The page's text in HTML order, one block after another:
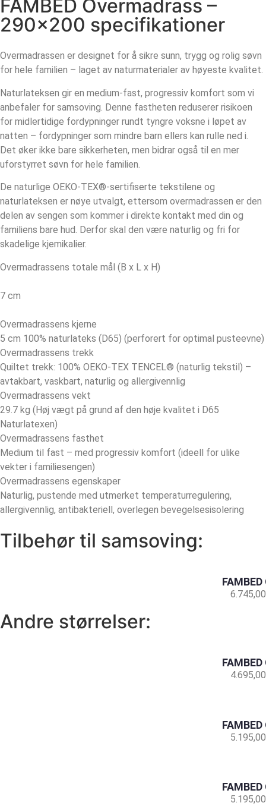
FAMBED Overmadrass –
290×200 specifikationer
Overmadrassen er designet for å sikre sunn, trygg og rolig søvn
for hele familien – laget av naturmaterialer av høyeste kvalitet.
Naturlateksen gir en medium-fast, progressiv komfort som vi
anbefaler for samsoving. Denne fastheten reduserer risikoen
for midlertidige fordypninger rundt tyngre voksne i løpet av
natten – fordypninger som mindre barn ellers kan rulle ned i.
Det øker ikke bare sikkerheten, men bidrar også til en mer
uforstyrret søvn for hele familien.
De naturlige OEKO-TEX®-sertifiserte tekstilene og
naturlateksen er nøye utvalgt, ettersom overmadrassen er den
delen av sengen som kommer i direkte kontakt med din og
familiens bare hud. Derfor skal den være naturlig og fri for
skadelige kjemikalier.
Overmadrassens totale mål (B x L x H)
7 cm
Overmadrassens kjerne
5 cm 100% naturlateks (D65) (perforert for optimal pusteevne)
Overmadrassens trekk
Quiltet trekk: 100% OEKO-TEX TENCEL® (naturlig tekstil) –
avtakbart, vaskbart, naturlig og allergivennlig
Overmadrassens vekt
29.7 kg (Høj vægt på grund af den høje kvalitet i D65
Naturlatexen)
Overmadrassens fasthet
Medium til fast – med progressiv komfort (ideell for ulike
vekter i familiesengen)
Overmadrassens egenskaper
Naturlig, pustende med utmerket temperaturregulering,
allergivennlig, antibakteriell, overlegen bevegelsesisolering
Tilbehør til samsoving:
6.745,00
Andre størrelser:
4.695,00
5.195,00
5.195,00